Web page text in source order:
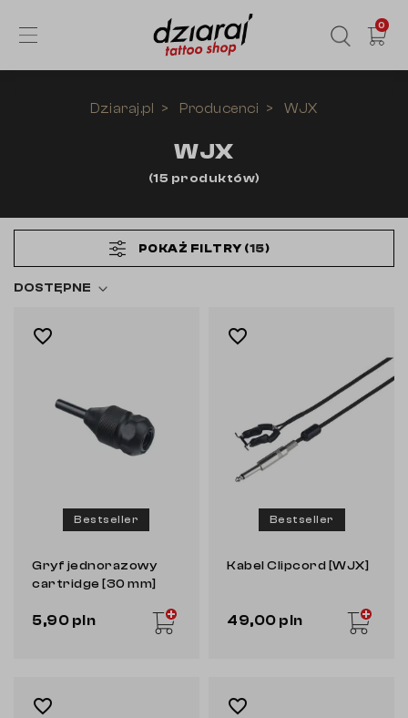
0
Dziaraj.pl Producenci WJX
WJX
(15 produktów)
POKAŻ FILTRY (15)
DOSTĘPNE
Bestseller
favorite_border
Gryf jednorazowy
cartridge [30 mm]
5,90 pln
Bestseller
favorite_border
Kabel Clipcord [WJX]
49,00 pln
favorite_border favorite_border